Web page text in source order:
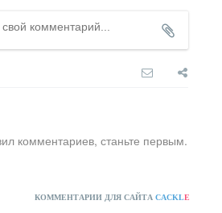
комментариев, станьте первым.
КОММЕНТАРИИ ДЛЯ САЙТА CACKLE